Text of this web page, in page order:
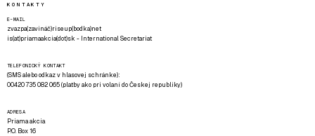
KONTAKTY
E-MAIL
zvazpa(zavináč)riseup(bodka)net
is(at)priamaakcia(dot)sk - International Secretariat
TELEFONICKÝ KONTAKT
(SMS alebo odkaz v hlasovej schránke):
00420 735 082 065 (platby ako pri volaní do Českej republiky)
ADRESA
Priama akcia
P.O. Box 16